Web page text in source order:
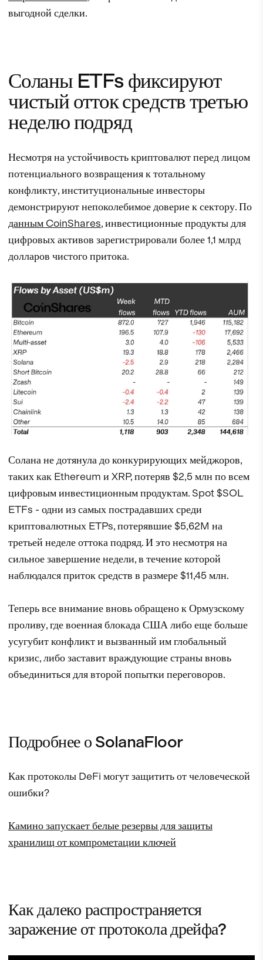
выгодной сделки.
Соланы ETFs фиксируют
чистый отток средств третью
неделю подряд
Несмотря на устойчивость криптовалют перед лицом
потенциального возвращения к тотальному
конфликту, институциональные инвесторы
демонстрируют непоколебимое доверие к сектору. По
данным CoinShares, инвестиционные продукты для
цифровых активов зарегистрировали более 1,1 млрд
долларов чистого притока.
Солана не дотянула до конкурирующих мейджоров,
таких как Ethereum и XRP, потеряв $2,5 млн по всем
цифровым инвестиционным продуктам. Spot $SOL
ETFs - одни из самых пострадавших среди
криптовалютных ETPs, потерявшие $5,62M на
третьей неделе оттока подряд. И это несмотря на
сильное завершение недели, в течение которой
наблюдался приток средств в размере $11,45 млн.
Теперь все внимание вновь обращено к Ормузскому
проливу, где военная блокада США либо еще больше
усугубит конфликт и вызванный им глобальный
кризис, либо заставит враждующие страны вновь
объединиться для второй попытки переговоров.
Подробнее о SolanaFloor
Как протоколы DeFi могут защитить от человеческой
ошибки?
Камино запускает белые резервы для защиты
хранилищ от компрометации ключей
Как далеко распространяется
заражение от протокола дрейфа?